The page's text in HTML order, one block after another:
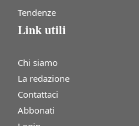
Tendenze
Link utili
Chi siamo
La redazione
Contattaci
Abbonati